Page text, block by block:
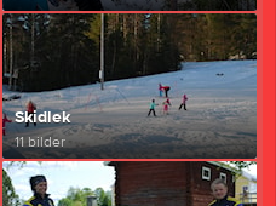
Skidlek
11 bilder